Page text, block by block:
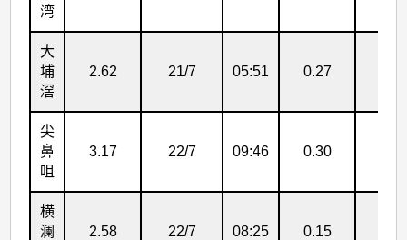
湾
大
埔
滘
2.62 21/7 05:51 0.27
尖
鼻
咀
3.17 22/7 09:46 0.30
横
澜
2.58 22/7 08:25 0.15